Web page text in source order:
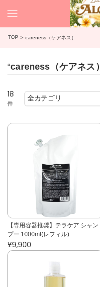
TOP careness（ケアネス）
“careness（ケアネス）
18
件
【専用容器推奨】テラケア シャン
プー 1000ml(レフィル)
¥9,900